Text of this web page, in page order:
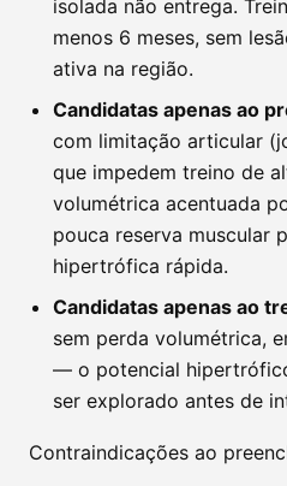
isolada não entrega.
menos 6 meses, sem
ativa na região.
Candidatas apenas ao
com limitação articular
que impedem treino de
volumétrica acentuada
pouca reserva muscular
hipertrófica rápida.
Candidatas apenas ao
sem perda volumétrica,
— o potencial
ser explorado antes de
Contraindicações ao